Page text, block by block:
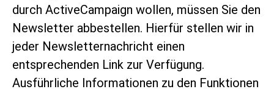
durch ActiveCampaign wollen, müssen Sie den
Newsletter abbestellen. Hierfür stellen wir in
jeder Newsletternachricht einen
entsprechenden Link zur Verfügung.
Ausführliche Informationen zu den Funktionen